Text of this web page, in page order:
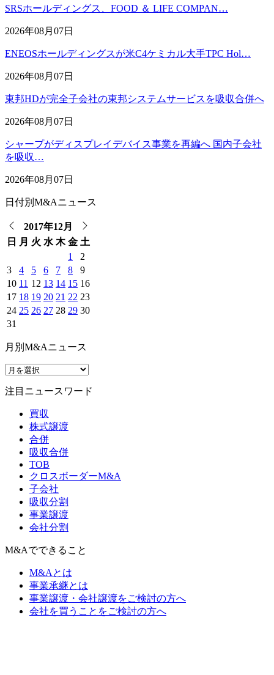
SRSホールディングス、FOOD ＆ LIFE COMPAN…
2026年08月07日
ENEOSホールディングスが米C4ケミカル大手TPC Hol…
2026年08月07日
東邦HDが完全子会社の東邦システムサービスを吸収合併へ
2026年08月07日
シャープがディスプレイデバイス事業を再編へ 国内子会社
を吸収…
2026年08月07日
日付別M&Aニュース
2017年12月
日
月 火 水 木 金 土
1
2
3
4 5 6 7 8
9
10 11 12 13 14 15 16
17 18 19 20 21 22 23
24 25 26 27 28 29 30
31
月別M&Aニュース
注目ニュースワード
買収
株式譲渡
合併
吸収合併
TOB
クロスボーダーM&A
子会社
吸収分割
事業譲渡
会社分割
M&Aでできること
M&Aとは
事業承継とは
事業譲渡・会社譲渡をご検討の方へ
会社を買うことをご検討の方へ